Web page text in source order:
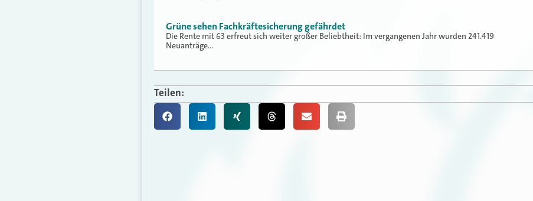
Grüne sehen Fachkräftesicherung gefährdet
Die Rente mit 63 erfreut sich weiter großer Beliebtheit: Im vergangenen Jahr wurden 241.419
Neuanträge…
Teilen: